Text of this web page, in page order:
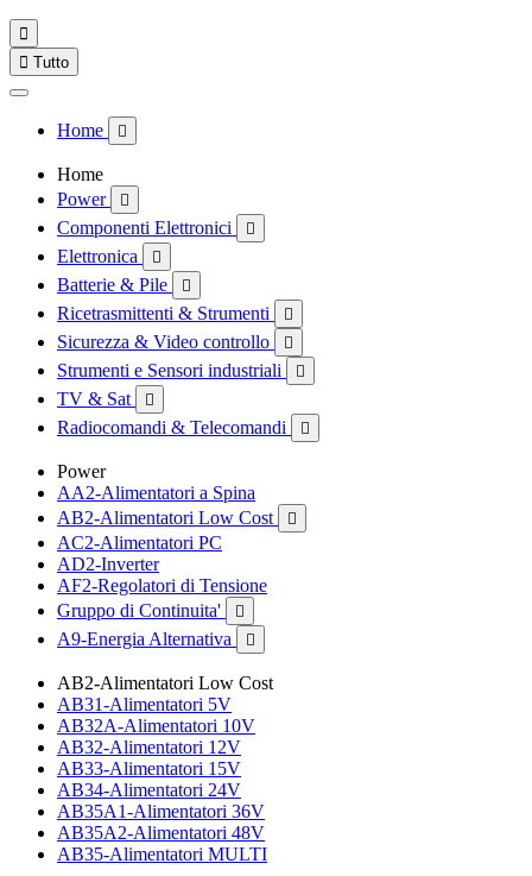

 Tutto
Home 
Home
Power

Componenti Elettronici 
Elettronica 
Batterie & Pile 
Ricetrasmittenti & Strumenti 
Sicurezza & Video controllo 
Strumenti e Sensori industriali 
TV & Sat 
Radiocomandi & Telecomandi 
Power
AA2-Alimentatori a Spina
AB2-Alimentatori Low Cost

AC2-Alimentatori PC
AD2-Inverter
AF2-Regolatori di Tensione
Gruppo di Continuita'

A9-Energia Alternativa 
AB2-Alimentatori Low Cost
AB31-Alimentatori 5V
AB32A-Alimentatori 10V
AB32-Alimentatori 12V
AB33-Alimentatori 15V
AB34-Alimentatori 24V
AB35A1-Alimentatori 36V
AB35A2-Alimentatori 48V
AB35-Alimentatori MULTI